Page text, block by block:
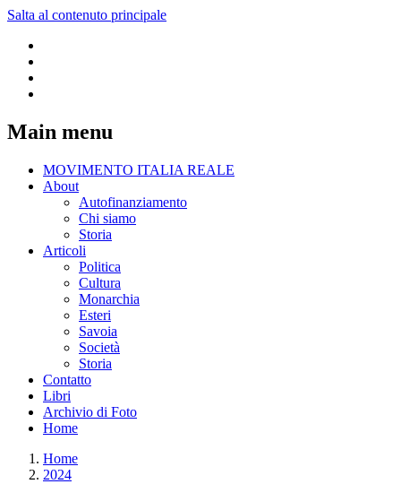
Salta al contenuto principale
Main menu
MOVIMENTO ITALIA REALE
About
Autofinanziamento
Chi siamo
Storia
Articoli
Politica
Cultura
Monarchia
Esteri
Savoia
Società
Storia
Contatto
Libri
Archivio di Foto
Home
Home
2024